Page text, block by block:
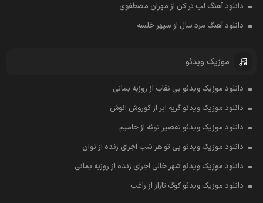
دانلود آهنگ لب تر کن از مهران مصطفوی
دانلود آهنگ مرد سال از سپهر خلسه
موزیک ویدئو
دانلود موزیک ویدئو بی نقاب از روزبه بمانی
دانلود موزیک ویدئو گریه ابر از کوروش انوش
دانلود موزیک ویدئو تقصیر توئه از حامیم
دانلود موزیک ویدئو بی تو هر شب اجرای زنده از نوان
دانلود موزیک ویدئو شهر خالی اجرای زنده از روزبه بمانی
دانلود موزیک ویدئو کوگ تاراز از راغب